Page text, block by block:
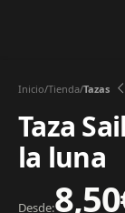
Inicio Tienda Tazas
Taza
la luna
Desde:8,50